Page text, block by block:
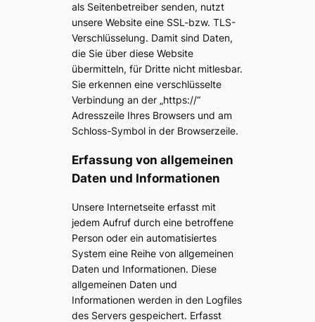
als Seitenbetreiber senden, nutzt
unsere Website eine SSL-bzw. TLS-
Verschlüsselung. Damit sind Daten,
die Sie über diese Website
übermitteln, für Dritte nicht mitlesbar.
Sie erkennen eine verschlüsselte
Verbindung an der „https://“
Adresszeile Ihres Browsers und am
Schloss-Symbol in der Browserzeile.
Erfassung von allgemeinen
Daten und Informationen
Unsere Internetseite erfasst mit
jedem Aufruf durch eine betroffene
Person oder ein automatisiertes
System eine Reihe von allgemeinen
Daten und Informationen. Diese
allgemeinen Daten und
Informationen werden in den Logfiles
des Servers gespeichert. Erfasst